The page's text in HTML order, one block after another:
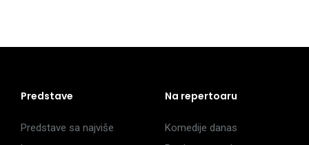
Predstave
Predstave sa najviše
Na repertoaru
Komedije danas